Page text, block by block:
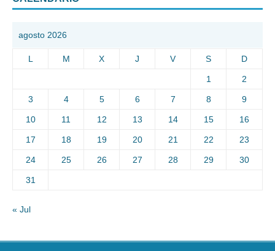
agosto 2026
L M X J V S D
1 2
3 4 5 6 7 8 9
10 11 12 13 14 15 16
17 18 19 20 21 22 23
24 25 26 27 28 29 30
31
« Jul